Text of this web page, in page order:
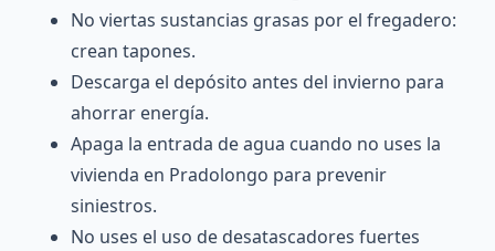
No viertas sustancias grasas por el fregadero:
crean tapones.
Descarga el depósito antes del invierno para
ahorrar energía.
Apaga la entrada de agua cuando no uses la
vivienda en Pradolongo para prevenir
siniestros.
No uses el uso de desatascadores fuertes